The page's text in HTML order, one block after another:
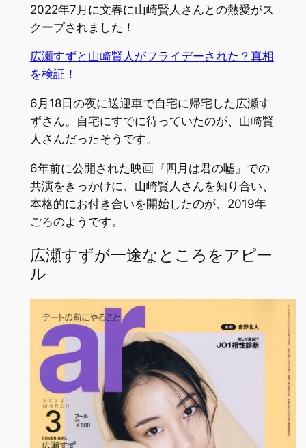
2022年7月に文春に山崎賢人さんとの熱愛がス
クープされました！
広瀬すずと山崎賢人がフライデーされた？真相
を検証！
6月18日の夜に送迎車で自宅に帰宅した広瀬す
ずさん。自宅にすでに待っていたのが、山崎賢
人さんだったそうです。
6年前に公開された映画『四月は君の嘘』での
共演をきっかけに、山崎賢人さんを知り合い、
本格的にお付き合いを開始したのが、2019年
ごろのようです。
広瀬すずが一途なところをアピー
ル